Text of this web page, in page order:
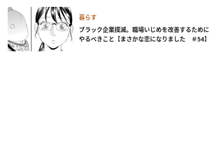
暮らす
ブラック企業撲滅。職場いじめを改善するために
やるべきこと【まさかな恋になりました ＃54】